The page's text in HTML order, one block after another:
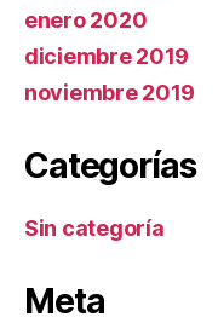
enero 2020
diciembre 2019
noviembre 2019
Categorías
Sin categoría
Meta